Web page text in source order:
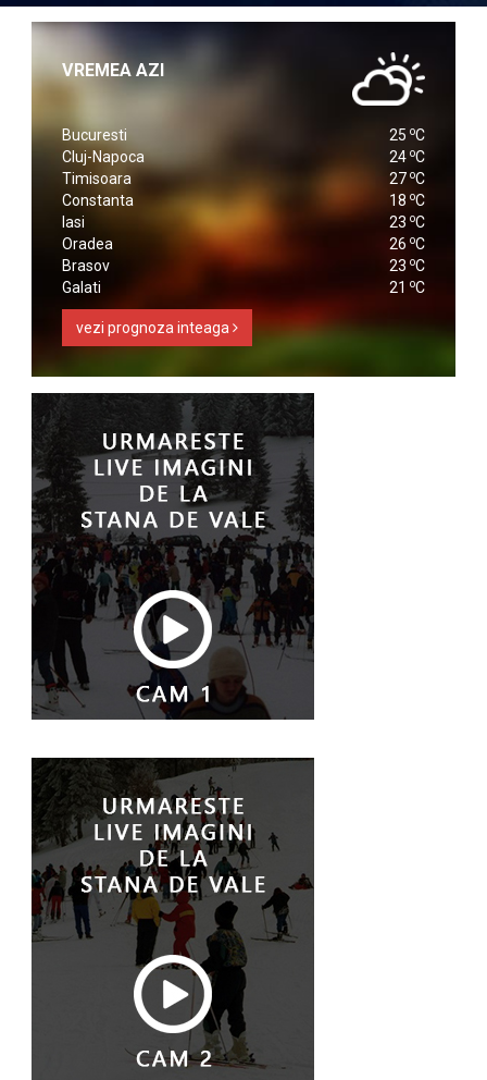
VREMEA AZI
Bucuresti 25 oC
Cluj-Napoca
24 oC
Timisoara
27 oC
Constanta
18 oC
Iasi
23 oC
Oradea
26 oC
Brasov
23 oC
Galati
21 oC
vezi prognoza inteaga